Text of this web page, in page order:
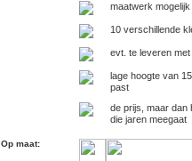
maatwerk mogelijk
10 verschillende
evt. te leveren
lage hoogte van
past
de prijs, maar dan
die jaren meegaat
Op maat: